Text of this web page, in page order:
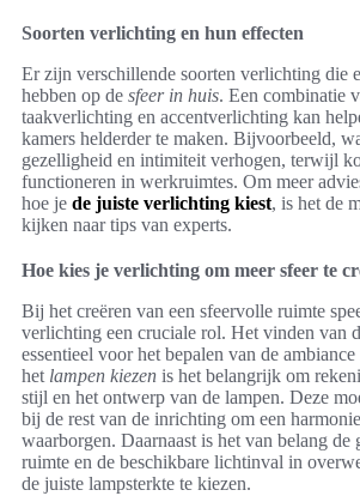
Soorten verlichting en hun effecten
Er zijn verschillende soorten verlichting die
hebben op de sfeer in huis. Een combinatie
taakverlichting en accentverlichting kan
kamers helderder te maken. Bijvoorbeeld,
gezelligheid en intimiteit verhogen, terwijl
functioneren in werkruimtes. Om meer
hoe je de juiste verlichting kiest, is het de
kijken naar tips van experts.
Hoe kies je verlichting om meer sfeer te
Bij het creëren van een sfeervolle ruimte
verlichting een cruciale rol. Het vinden van
essentieel voor het bepalen van de
het lampen kiezen is het belangrijk om
stijl en het ontwerp van de lampen. Deze
bij de rest van de inrichting om een
waarborgen. Daarnaast is het van belang de
ruimte en de beschikbare lichtinval in
de juiste lampsterkte te kiezen.